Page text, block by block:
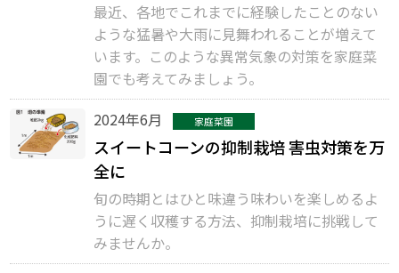
最近、各地でこれまでに経験したことのない
ような猛暑や大雨に見舞われることが増えて
います。このような異常気象の対策を家庭菜
園でも考えてみましょう。
2024年6月
家庭菜園
スイートコーンの抑制栽培 害虫対策を万
全に
旬の時期とはひと味違う味わいを楽しめるよ
うに遅く収穫する方法、抑制栽培に挑戦して
みませんか。